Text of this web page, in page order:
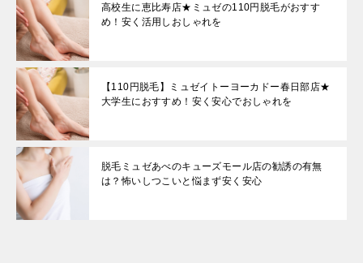
高校生に恵比寿店★ミュゼの110円脱毛がおすす
め！安く活用しおしゃれを
【110円脱毛】ミュゼイトーヨーカドー春日部店★
大学生におすすめ！安く安心でおしゃれを
脱毛ミュゼあべのキューズモール店の勧誘の有無
は？怖いしつこいと悩まず安く安心